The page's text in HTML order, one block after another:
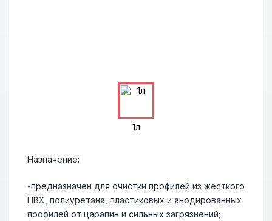
Назначение:
-предназначен для очистки профилей из жесткого
ПВХ, полиуретана, пластиковых и анодированных
профилей от царапин и сильных загрязнений;
1л